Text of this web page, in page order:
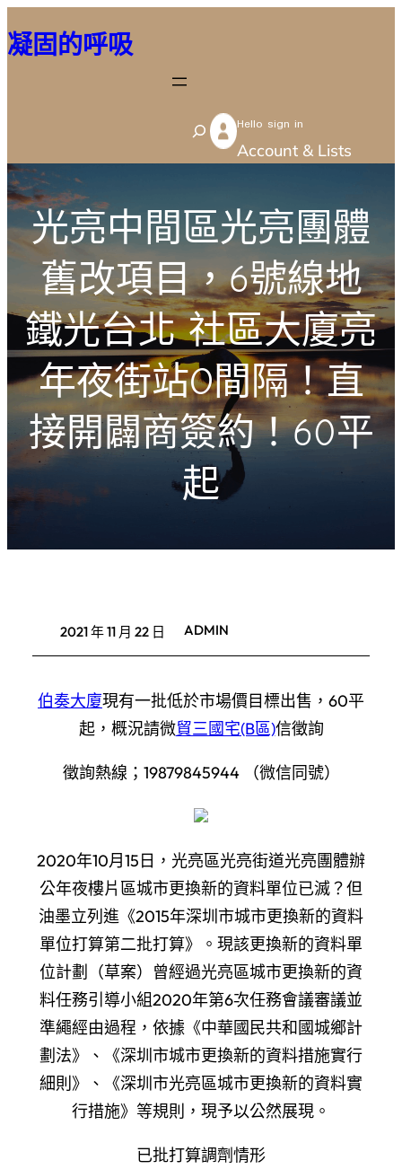
至
容
凝固的呼吸
S
e
r
c
Hello sign in
Account & Lists
光亮中間區光亮團體
舊改項目，6號線地
鐵光台北 社區大廈亮
年夜街站O間隔！直
接開闢商簽約！60平
起
2021 年 11 月 22 日 ADMIN
伯奏大廈現有一批低於市場價目標出售，60平
起，概況請微貿三國宅(B區)信徵詢
徵詢熱線；19879845944 （微信同號）
2020年10月15日，光亮區光亮街道光亮團體辦
公年夜樓片區城市更換新的資料單位已滅？但
油墨立列進《2015年深圳市城市更換新的資料
單位打算第二批打算》。現該更換新的資料單
位計劃（草案）曾經過光亮區城市更換新的資
料任務引導小組2020年第6次任務會議審議並
準繩經由過程，依據《中華國民共和國城鄉計
劃法》、《深圳市城市更換新的資料措施實行
細則》、《深圳市光亮區城市更換新的資料實
行措施》等規則，現予以公然展現。
已批打算調劑情形